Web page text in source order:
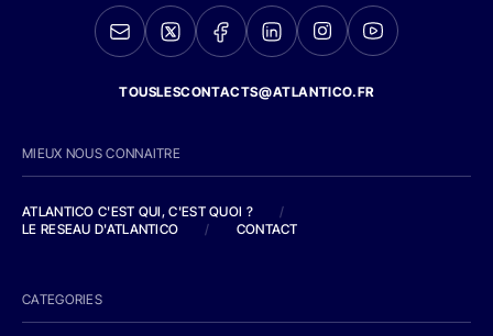
TOUSLESCONTACTS@ATLANTICO.FR
MIEUX NOUS CONNAITRE
ATLANTICO C'EST QUI, C'EST QUOI ?
/
LE RESEAU D'ATLANTICO
/ CONTACT
CATEGORIES